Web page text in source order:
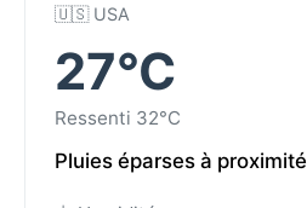
🇺🇸 USA
27°C
Ressenti 32°C
Pluies éparses à proximité